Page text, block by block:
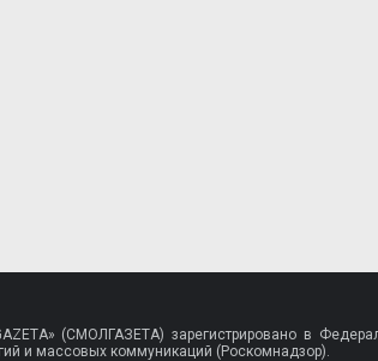
(СМОЛГАЗЕТА) зарегистрировано в
и массовых коммуникаций (Роскомнадзор).